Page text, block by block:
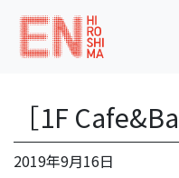
［1F
2019年9月16日